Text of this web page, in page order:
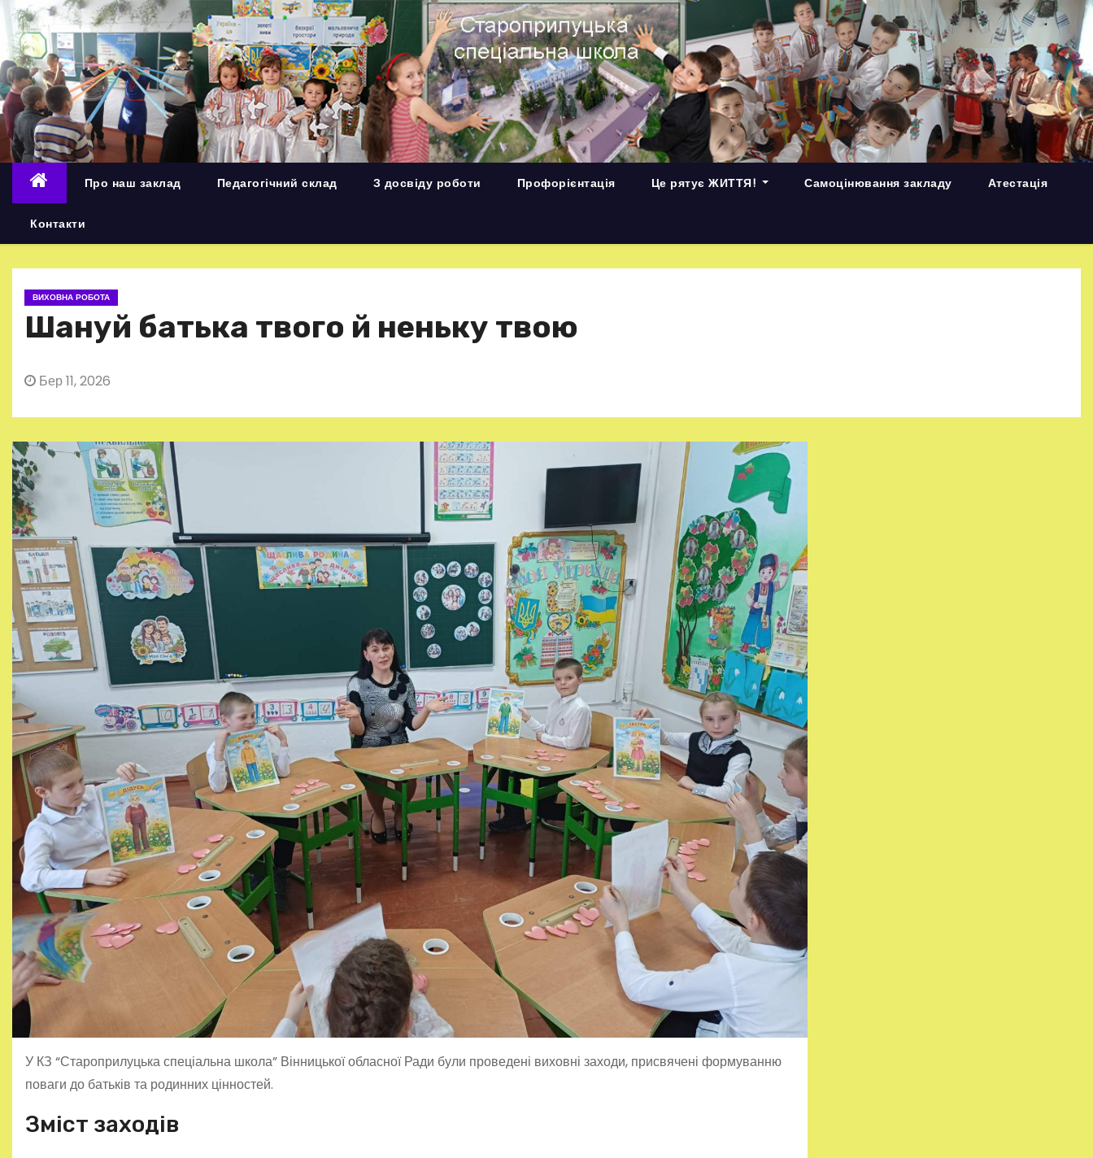
р
е
й
т
Про наш заклад Педагогічний склад З досвіду роботи Профорієнтація Це рятує ЖИТТЯ! Самоцінювання закладу Атестація
Контакти
ВИХОВНА РОБОТА
Шануй батька твого й неньку твою
Бер 11, 2026
У КЗ “Староприлуцька спеціальна школа” Вінницької обласної Ради були проведені виховні заходи, присвячені формуванню
поваги до батьків та родинних цінностей.
Зміст заходів